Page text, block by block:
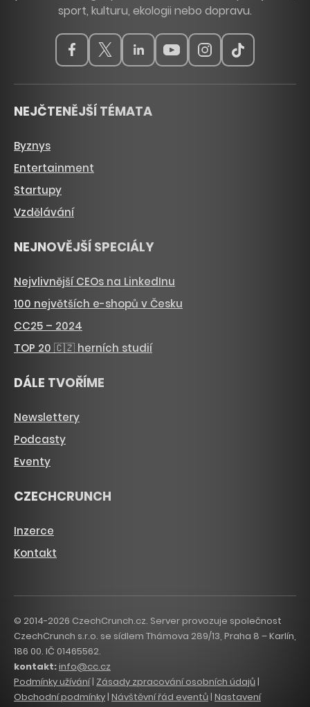
sport, kulturu, ekologii nebo dopravu.
NEJČTENĚJŠÍ TÉMATA
Byznys
Entertainment
Startupy
Vzdělávání
NEJNOVĚJŠÍ SPECIÁLY
Nejvlivnější CEOs na LinkedInu
100 největších e-shopů v Česku
CC25 – 2024
TOP 20 🇨🇿 herních studií
DÁLE TVOŘÍME
Newslettery
Podcasty
Eventy
CZECHCRUNCH
Inzerce
Kontakt
© 2014-2026 CzechCrunch.cz. Server provozuje společnost
CzechCrunch s.r.o. se sídlem Thámova 289/13, Praha 8 – Karlín,
186 00. IČ 01465562.
kontakt:info@cc.cz
Podmínky užívání| Zásady zpracování osobních údajů |
Obchodní podmínky | Návštěvní řád eventů | Nastavení